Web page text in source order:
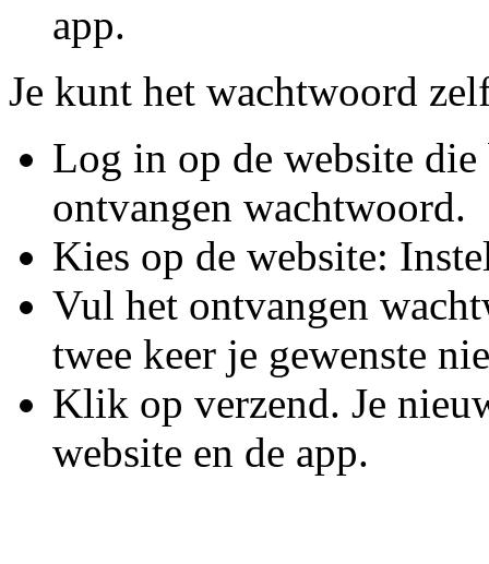
app.
Je kunt het wachtwoord
Log in op de website
ontvangen wachtwoord.
Kies op de website:
Vul het ontvangen
twee keer je gewenste
Klik op verzend. Je
website en de app.